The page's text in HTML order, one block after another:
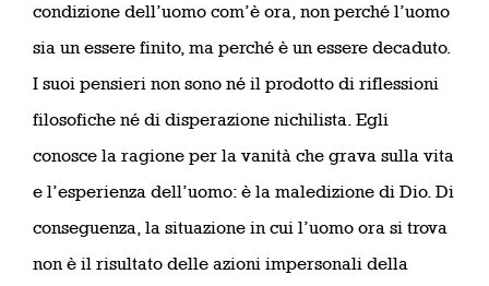
condizione dell’uomo com’è ora, non perché l’uomo
sia un essere finito, ma perché è un essere decaduto.
I suoi pensieri non sono né il prodotto di riflessioni
filosofiche né di disperazione nichilista. Egli
conosce la ragione per la vanità che grava sulla vita
e l’esperienza dell’uomo: è la maledizione di Dio. Di
conseguenza, la situazione in cui l’uomo ora si trova
non è il risultato delle azioni impersonali della